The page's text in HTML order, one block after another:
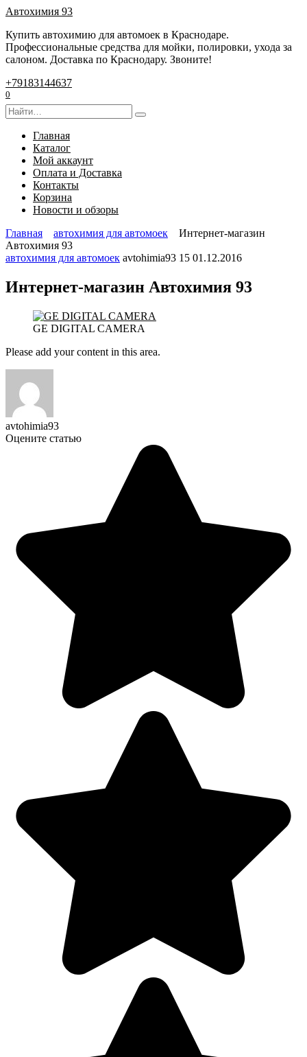
Перейти
содержанию
Автохимия 93
Купить автохимию для автомоек в Краснодаре.
Профессиональные средства для мойки, полировки, ухода за
салоном. Доставка по Краснодару. Звоните!
+79183144637
0
Search
for:
Главная
Каталог
Мой аккаунт
Оплата и Доставка
Контакты
Корзина
Новости и обзоры
Главная
автохимия для автомоек
Интернет-магазин
Автохимия 93
автохимия для автомоек avtohimia93 15 01.12.2016
Интернет-магазин Автохимия 93
GE DIGITAL CAMERA
Please add your content in this area.
avtohimia93
Оцените статью